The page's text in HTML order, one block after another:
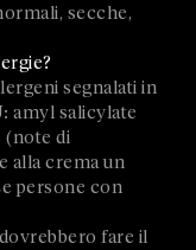
secche,
segnalati in
amyl salicylate
(note di
alla crema un
persone con
fare il